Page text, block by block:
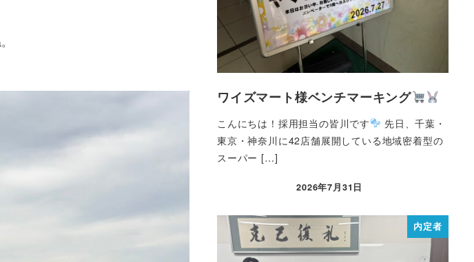
ワイズマート様ベンチマーキング
こんにちは！採用担当の皆川です
先日、千葉・
東京・神奈川に42店舗展開している地域密着型の
スーパー […]
2026年7月31日
内定者